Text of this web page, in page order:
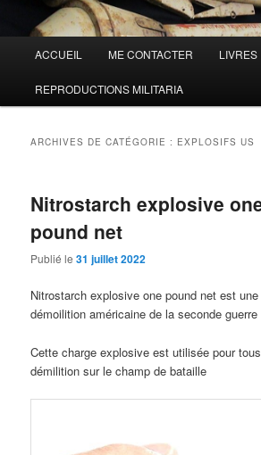
principal
ACCUEIL ME CONTACTER LIVRES
REPRODUCTIONS MILITARIA
ARCHIVES DE CATÉGORIE : EXPLOSIFS US
Nitrostarch explosive
pound net
Publié le31 juillet 2022
Nitrostarch explosive one pound net est
démoilition américaine de la seconde
Cette charge explosive est utilisée pour
démilition sur le champ de bataille